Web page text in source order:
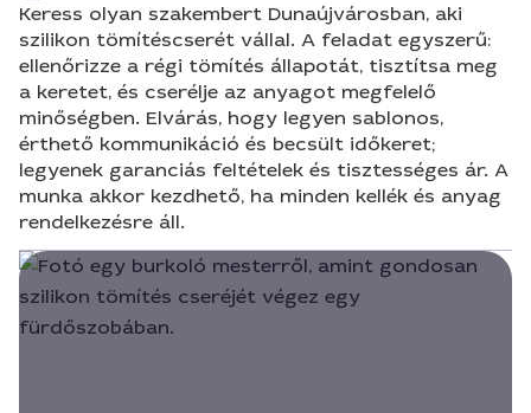
Keress olyan szakembert Dunaújvárosban, aki
szilikon tömítéscserét vállal. A feladat egyszerű:
ellenőrizze a régi tömítés állapotát, tisztítsa meg
a keretet, és cserélje az anyagot megfelelő
minőségben. Elvárás, hogy legyen sablonos,
érthető kommunikáció és becsült időkeret;
legyenek garanciás feltételek és tisztességes ár. A
munka akkor kezdhető, ha minden kellék és anyag
rendelkezésre áll.